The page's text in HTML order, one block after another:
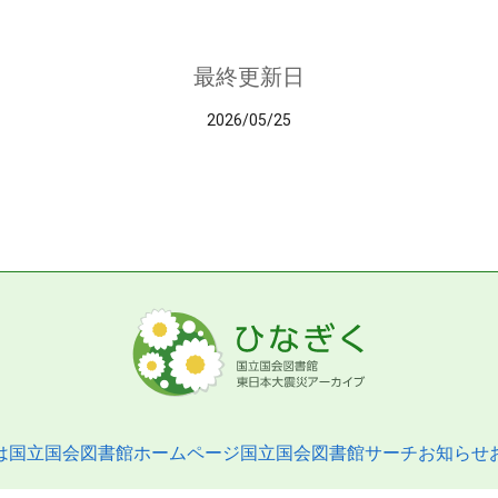
最終更新日
2026/05/25
国立国会図書館ホームページ国立国会図書館サーチお知らせ